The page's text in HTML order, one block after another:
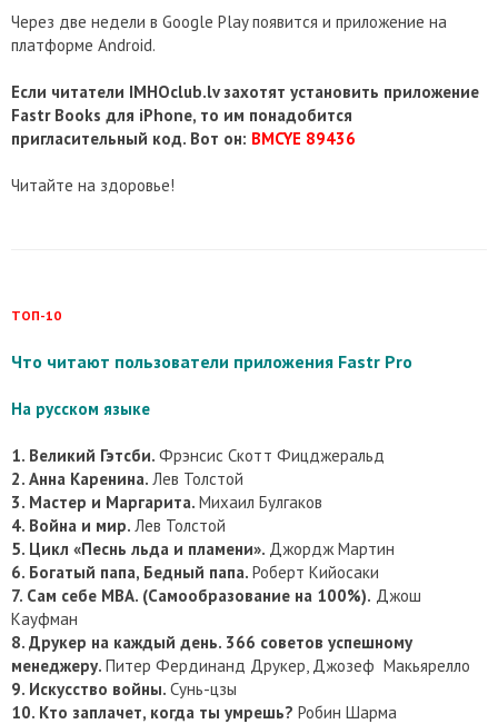
Через две недели в Google Play появится и приложение на
платформе Android.
Если читатели IMHOclub.lv захотят установить приложение
Fastr Books для iPhone, то им понадобится
пригласительный код. Вот он: BMCYE 89436
Читайте на здоровье!
ТОП-10
Что читают пользователи приложения Fastr Pro
На русском языке
1. Великий Гэтсби. Фрэнсис Скотт Фицджеральд
2. Анна Каренина. Лев Толстой
3. Мастер и Маргарита. Михаил Булгаков
4. Война и мир. Лев Толстой
5. Цикл «Песнь льда и пламени». Джордж Мартин
6. Богатый папа, Бедный папа. Роберт Кийосаки
7. Сам себе MBA. (Самообразование на 100%). Джош
Кауфман
8. Друкер на каждый день. 366 советов успешному
менеджеру. Питер Фердинанд Друкер, Джозеф Макьярелло
9. Искусство войны. Сунь-цзы
10. Кто заплачет, когда ты умрешь? Робин Шарма